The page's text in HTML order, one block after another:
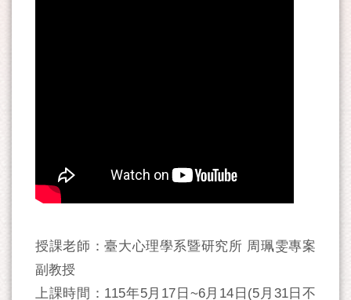
授課老師：臺大心理學系暨研究所 周珮雯專案
副教授
上課時間：115年5月17日~6月14日(5月31日不